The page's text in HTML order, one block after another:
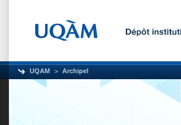
UQAM Archipel